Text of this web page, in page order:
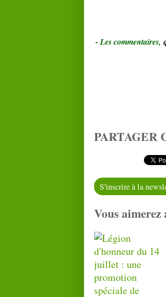
- Les commentaires,
PARTAGER
S'inscrire à la
Vous aimerez